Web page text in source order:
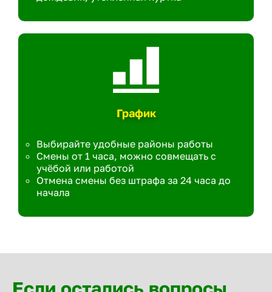
График
Выбирайте удобные районы работы
Смены от 1 часа, можно совмещать с
учёбой или работой
Отмена смены без штрафа за 24 часа до
начала